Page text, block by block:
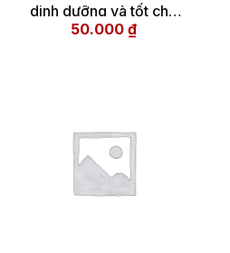
dinh dưỡng và tốt cho
sức khỏe
50.000 ₫